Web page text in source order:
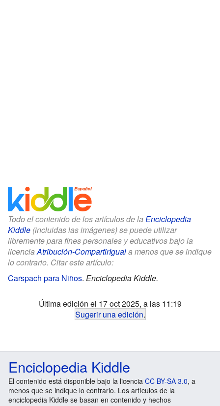
Todo el contenido de los artículos de la Enciclopedia
Kiddle (incluidas las imágenes) se puede utilizar
libremente para fines personales y educativos bajo la
licenciaAtribución-CompartirIguala menos que se indique
lo contrario. Citar este artículo:
Carspach para Niños. Enciclopedia Kiddle.
Última edición el 17 oct 2025, a las 11:19
Sugerir una edición.
Enciclopedia Kiddle
El contenido está disponible bajo la licencia CC BY-SA 3.0, a
menos que se indique lo contrario. Los artículos de la
enciclopedia Kiddle se basan en contenido y hechos